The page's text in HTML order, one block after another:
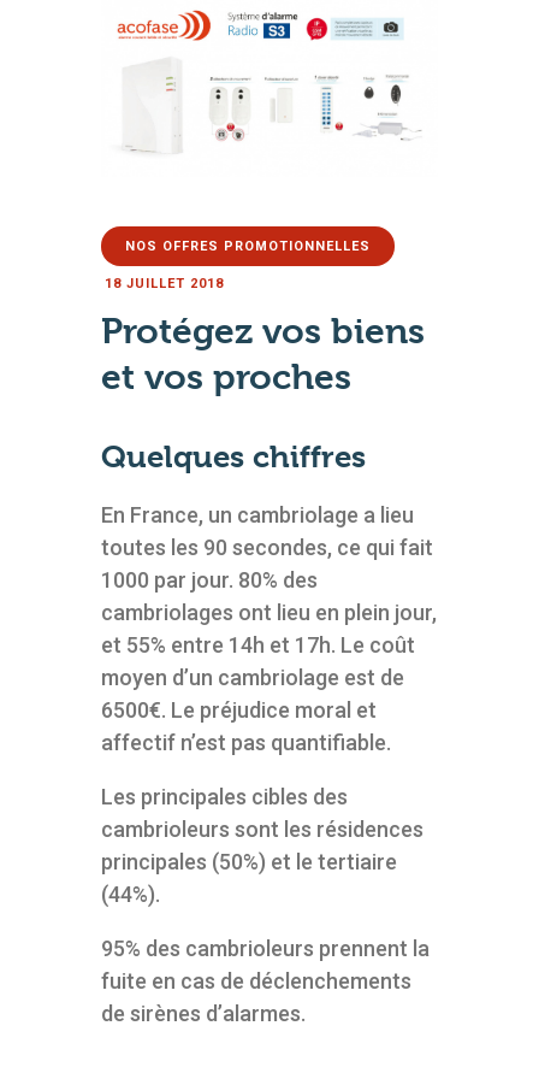
FERMETURES
SÉCURITÉ
L’ENTREPRISE
BLOG
04 79 62 96 54
NOS OFFRES PROMOTIONNELLES
18 JUILLET 2018
Protégez vos biens
et vos proches
Quelques chiffres
En France, un cambriolage a lieu
toutes les 90 secondes, ce qui fait
1000 par jour. 80% des
cambriolages ont lieu en plein jour,
et 55% entre 14h et 17h. Le coût
moyen d’un cambriolage est de
6500€. Le préjudice moral et
affectif n’est pas quantifiable.
Les principales cibles des
cambrioleurs sont les résidences
principales (50%) et le tertiaire
(44%).
95% des cambrioleurs prennent la
fuite en cas de déclenchements
de sirènes d’alarmes.